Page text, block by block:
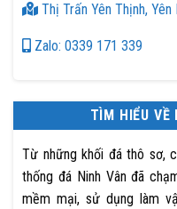
Thị Trấn Yên Thịnh, Yên
Zalo: 0339 171 339
TÌM HIỂU VỀ
Từ những khối đá thô sơ,
thống đá Ninh Vân đã
mềm mại, sử dụng làm